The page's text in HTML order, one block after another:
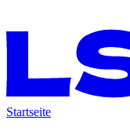
Startseite